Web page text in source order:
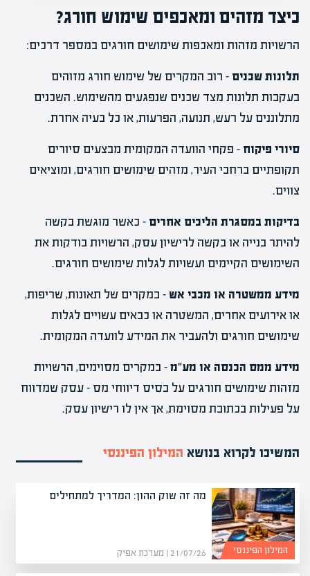
כיצד מזהים ומאכפים שימוש חורג?
הרשויות מזהות ומאכפות שימושים חורגים במספר דרכים:
תלונות שכנים – רוב המקרים של שימוש חורג מזוהים
בעקבות תלונות מצד שכנים שנפגעים מהשימוש. השכנים
מתלוננים על רעש, תנועה, הפרעות, או כל בעיה אחרת.
סיורי פיקוח – פקחי הוועדה המקומית מבצעים סיורים
תקופתיים ברחבי העיר, מזהים שימושים חורגים, ומוציאים
צווים.
בדיקות במסגרת הליכים אחרים – כאשר מוגשת בקשה
להיתר בנייה או בקשה לרישיון עסק, הרשויות בודקות את
השימושים הקיימים ועשויות לגלות שימושים חורגים.
מידע ממשטרה או מכבי אש– במקרים של תאונות, שריפות,
או אירועים אחרים, המשטרה או כבאים עשויים לגלות
שימושים חורגים ולהעביר את המידע לוועדה המקומית.
מידע ממס הכנסה או מע"מ– במקרים מסוימים, הרשויות
מזהות שימושים חורגים על בסיס דיווחי מס – עסק שמדווח
על פעילות בכתובת מסוימת, אך אין לו רישיון עסק.
המשיכו לקרוא בנושא המילון הפיננסי
מה זה שוק ההון: המדריך למתחילים
21/07/26 | מערכת אפיק המילון הפיננסי